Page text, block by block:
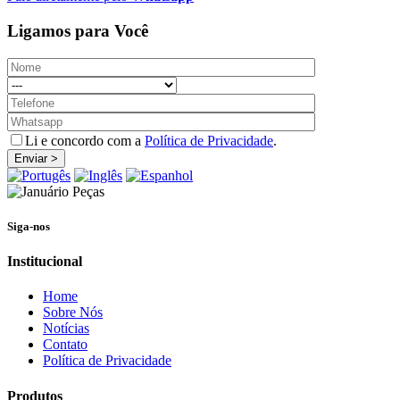
Ligamos para Você
Li e concordo com a Política de Privacidade.
Siga-nos
Institucional
Home
Sobre Nós
Notícias
Contato
Política de Privacidade
Produtos